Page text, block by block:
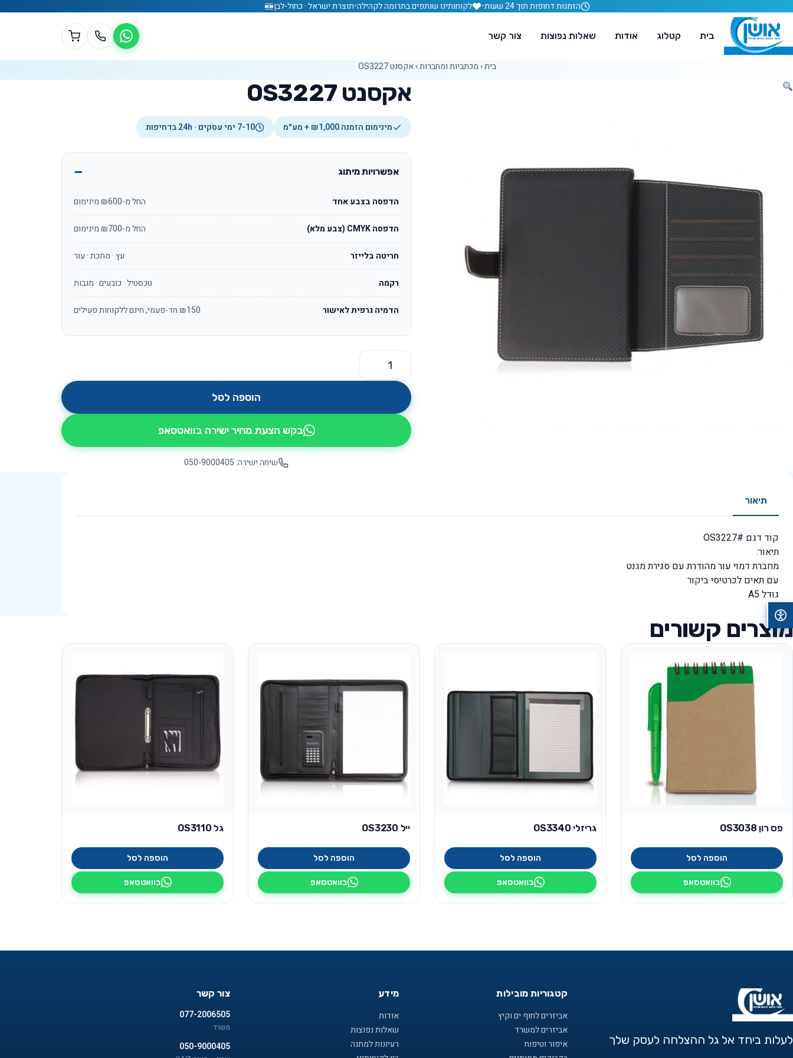
הזמנות דחופות תוך 24 שעות • לקוחותינו שותפים בתרומה לקהילה•תוצרת ישראל · כחול-לבן
בית קטלוג אודות שאלות נפוצות צור קשר
בית› מכתביות ומחברות›אקסנט OS3227
אקסנט OS3227
מינימום הזמנה ₪1,000 + מע״מ 7-10 ימי עסקים · 24h בדחיפות
אפשרויות מיתוג
הדפסה בצבע אחד החל מ-₪600 מינימום
הדפסה CMYK (צבע מלא) החל מ-₪700 מינימום
חריטה בלייזר עץ · מתכת · עור
רקמה טכסטיל · כובעים · מגבות
הדמיה גרפית לאישור ₪150 חד-פעמי, חינם ללקוחות פעילים
כמות של אקסנט OS3227
הוספה לסל
בקש הצעת מחיר ישירה בוואטסאפ
שיחה ישירה: 050-9000405
תיאור
קוד דגם #OS3227
תיאור:
מחברת דמוי עור מהודרת עם סגירת מגנט
עם תאים לכרטיסי ביקור
גודל A5
מוצרים קשורים
פס רון OS3038
הוספה לסל
בוואטסאפ
גריזלי OS3340
הוספה לסל
בוואטסאפ
ייל OS3230
הוספה לסל
בוואטסאפ
גל OS3110
הוספה לסל
בוואטסאפ
לעלות ביחד אל גל ההצלחה לעסק שלך
קטגוריות מובילות
אביזרים לחוף ים וקיץ
אביזרים למשרד
איפור וטיפוח
מידע
אודות
שאלות נפוצות
רעיונות למתנה
צור קשר
077-2006505
משרד
050-9000405